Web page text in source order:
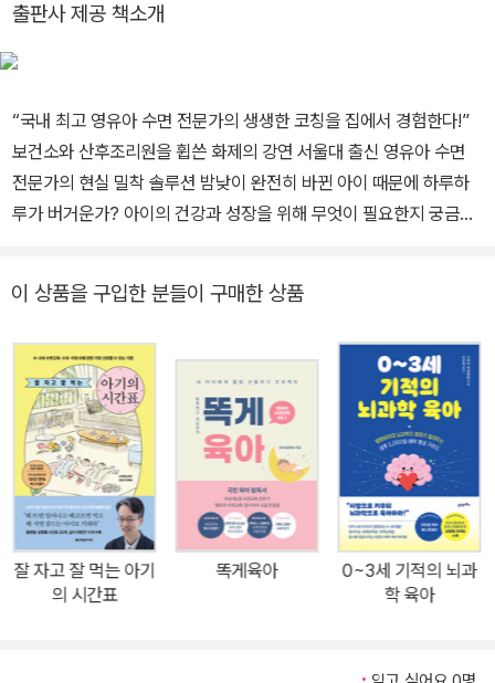
면과 아동 발달에 대한 깊은 관심을 바탕으로 국제 영유아 수면컨설
턴트 자격(IPSP, 미국 인증)을 취득하고, 현재는 ‘김주하 아기수면연
로, 매년 수천 명의 부모에게 수면 교육 코칭과 상담, 강의를 제공하
며, 과학적 지식과 현실 육아 사이의 간극을 메우는 안내자로 활약 중
이다.
출판사 제공 책소개
“국내 최고 영유아 수면 전문가의 생생한 코칭을 집에서 경험한다!”
보건소와 산후조리원을 휩쓴 화제의 강연 서울대 출신 영유아 수면
전문가의 현실 밀착 솔루션 밤낮이 완전히 바뀐 아이 때문에 하루하
루가 버거운가? 아이의 건강과 성장을 위해 무엇이 필요한지 궁금한
문제를 해결해줄 가장 명쾌한 방법이 여기 있다. 보건소와 산후조리
원에서 입소문이 난 인기 강연자이자, 인스타그램에서 5만 명의 엄마
들에게 선택받은 영유아 수면 전문가 김주하 대표가 모든 노하우를
한 권의 책에 정리했다. 이 책에 소개된 수면 교육 로드맵은 이미 수천
명의 부모와 아이들이 경험하고 검증한 방법을 토대로 만들어졌다.
다양한 사례를 바탕으로 하고 있어 누구나 쉽게 이해할 수 있고, 책을
덮는 순간 아이에게 바로 적용해 실질적인 변화를 느낄 수 있다. 무엇
보다 내 아이의 발달 상태, 부모의 양육 철학, 가정환경까지 고려해 단
계별 맞춤 조정이 가능하다는 점이 가장 큰 장점이다. 그래서 어렵지
않게 내 아이와 가족에게 딱 맞는 수면 교육을 설계할 수 있다. 수면
이의 하루 리듬이 안정되고 스스로 잠들 수 있게 되면 아이는 컨디션
이 상품을 구입한 분들이 구매한 상품
잘 자고 잘 먹는 아기
의 시간표
똑게육아
0~3세 기적의 뇌과
학 육아